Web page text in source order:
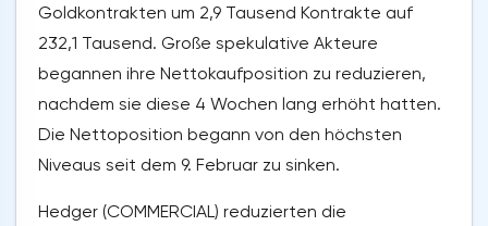
Goldkontrakten um 2,9 Tausend Kontrakte auf
232,1 Tausend. Große spekulative Akteure
begannen ihre Nettokaufposition zu reduzieren,
nachdem sie diese 4 Wochen lang erhöht hatten.
Die Nettoposition begann von den höchsten
Niveaus seit dem 9. Februar zu sinken.
Hedger (COMMERCIAL) reduzierten die